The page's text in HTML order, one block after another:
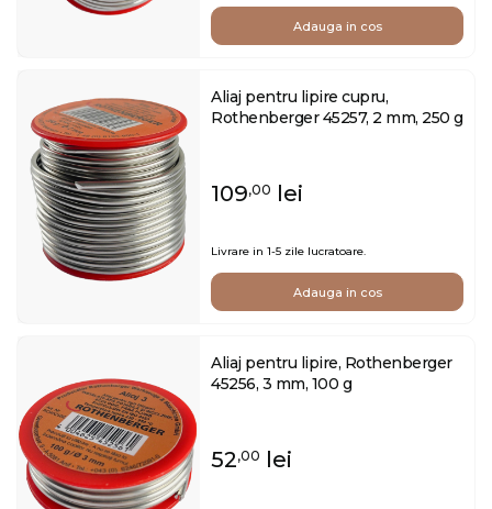
Adauga in cos
Aliaj pentru lipire cupru,
Rothenberger 45257, 2 mm, 250 g
109,00 lei
Livrare in 1-5 zile lucratoare.
Adauga in cos
Aliaj pentru lipire, Rothenberger
45256, 3 mm, 100 g
52,00 lei